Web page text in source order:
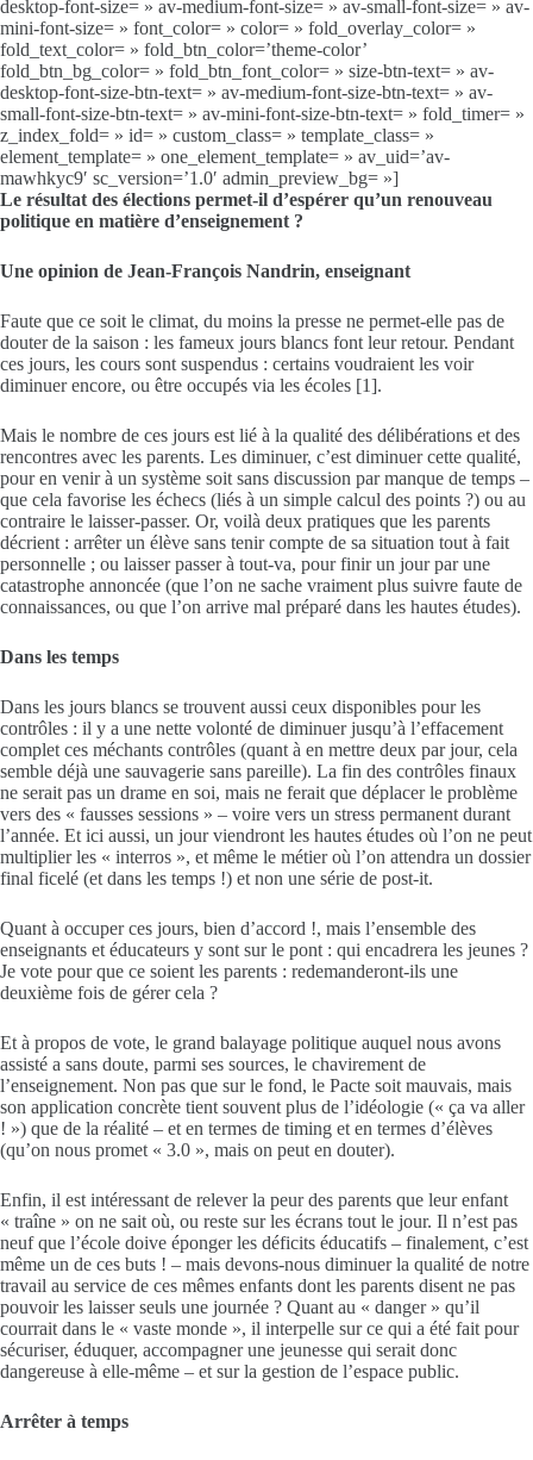
desktop-font-size= » av-medium-font-size= » av-small-font-size= » av-
mini-font-size= » font_color= » color= » fold_overlay_color= »
fold_text_color= » fold_btn_color=’theme-color’
fold_btn_bg_color= » fold_btn_font_color= » size-btn-text= » av-
desktop-font-size-btn-text= » av-medium-font-size-btn-text= » av-
small-font-size-btn-text= » av-mini-font-size-btn-text= » fold_timer= »
z_index_fold= » id= » custom_class= » template_class= »
element_template= » one_element_template= » av_uid=’av-
mawhkyc9′ sc_version=’1.0′ admin_preview_bg= »]
Le résultat des élections permet-il d’espérer qu’un renouveau
politique en matière d’enseignement ?
Une opinion de Jean-François Nandrin, enseignant
Faute que ce soit le climat, du moins la presse ne permet-elle pas de
douter de la saison : les fameux jours blancs font leur retour. Pendant
ces jours, les cours sont suspendus : certains voudraient les voir
diminuer encore, ou être occupés via les écoles [1].
Mais le nombre de ces jours est lié à la qualité des délibérations et des
rencontres avec les parents. Les diminuer, c’est diminuer cette qualité,
pour en venir à un système soit sans discussion par manque de temps –
que cela favorise les échecs (liés à un simple calcul des points ?) ou au
contraire le laisser-passer. Or, voilà deux pratiques que les parents
décrient : arrêter un élève sans tenir compte de sa situation tout à fait
personnelle ; ou laisser passer à tout-va, pour finir un jour par une
catastrophe annoncée (que l’on ne sache vraiment plus suivre faute de
connaissances, ou que l’on arrive mal préparé dans les hautes études).
Dans les temps
Dans les jours blancs se trouvent aussi ceux disponibles pour les
contrôles : il y a une nette volonté de diminuer jusqu’à l’effacement
complet ces méchants contrôles (quant à en mettre deux par jour, cela
semble déjà une sauvagerie sans pareille). La fin des contrôles finaux
ne serait pas un drame en soi, mais ne ferait que déplacer le problème
vers des « fausses sessions » – voire vers un stress permanent durant
l’année. Et ici aussi, un jour viendront les hautes études où l’on ne peut
multiplier les « interros », et même le métier où l’on attendra un dossier
final ficelé (et dans les temps !) et non une série de post-it.
Quant à occuper ces jours, bien d’accord !, mais l’ensemble des
enseignants et éducateurs y sont sur le pont : qui encadrera les jeunes ?
Je vote pour que ce soient les parents : redemanderont-ils une
deuxième fois de gérer cela ?
Et à propos de vote, le grand balayage politique auquel nous avons
assisté a sans doute, parmi ses sources, le chavirement de
l’enseignement. Non pas que sur le fond, le Pacte soit mauvais, mais
son application concrète tient souvent plus de l’idéologie (« ça va aller
! ») que de la réalité – et en termes de timing et en termes d’élèves
(qu’on nous promet « 3.0 », mais on peut en douter).
Enfin, il est intéressant de relever la peur des parents que leur enfant
« traîne » on ne sait où, ou reste sur les écrans tout le jour. Il n’est pas
neuf que l’école doive éponger les déficits éducatifs – finalement, c’est
même un de ces buts ! – mais devons-nous diminuer la qualité de notre
travail au service de ces mêmes enfants dont les parents disent ne pas
pouvoir les laisser seuls une journée ? Quant au « danger » qu’il
courrait dans le « vaste monde », il interpelle sur ce qui a été fait pour
sécuriser, éduquer, accompagner une jeunesse qui serait donc
dangereuse à elle-même – et sur la gestion de l’espace public.
Arrêter à temps